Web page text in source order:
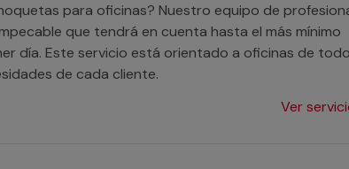
para oficinas? Nuestro equipo de
que tendrá en cuenta hasta el más mínimo
día. Este servicio está orientado a oficinas de todo
de cada cliente.
Ver